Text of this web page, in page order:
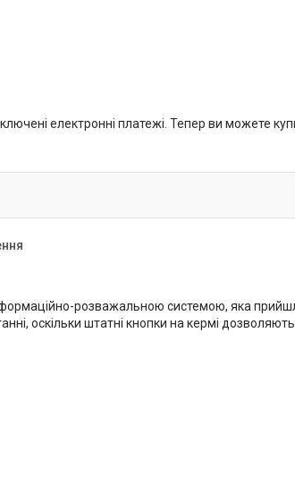
електронні платежі. Тепер ви можете
розважальною системою, яка
оскільки штатні кнопки на кермі